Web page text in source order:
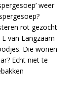
weer
rot gezocht
van Langzaam
Die wonen
Echt niet te